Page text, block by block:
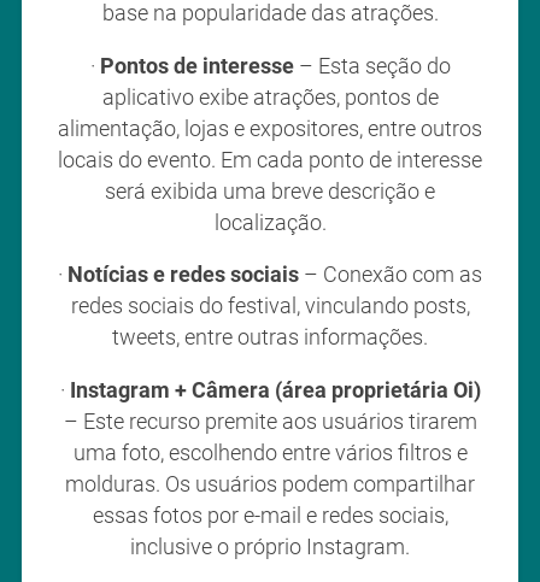
base na popularidade das atrações.
· Pontos de interesse – Esta seção do
aplicativo exibe atrações, pontos de
alimentação, lojas e expositores, entre outros
locais do evento. Em cada ponto de interesse
será exibida uma breve descrição e
localização.
· Notícias e redes sociais – Conexão com as
redes sociais do festival, vinculando posts,
tweets, entre outras informações.
· Instagram + Câmera (área proprietária Oi)
– Este recurso premite aos usuários tirarem
uma foto, escolhendo entre vários filtros e
molduras. Os usuários podem compartilhar
essas fotos por e-mail e redes sociais,
inclusive o próprio Instagram.